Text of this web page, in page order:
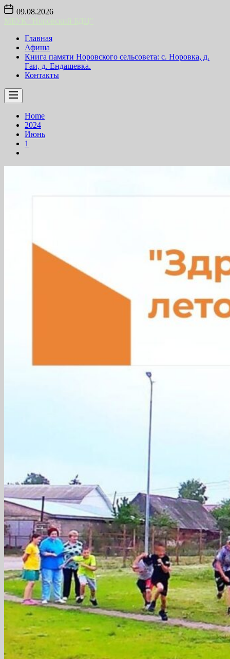
Skip
content
09.08.2026
Главная
Афиша
Книга памяти Норовского сельсовета: с. Норовка, д.
Гаи, д. Ендашевка.
Контакты
Home
2024
Июнь
1